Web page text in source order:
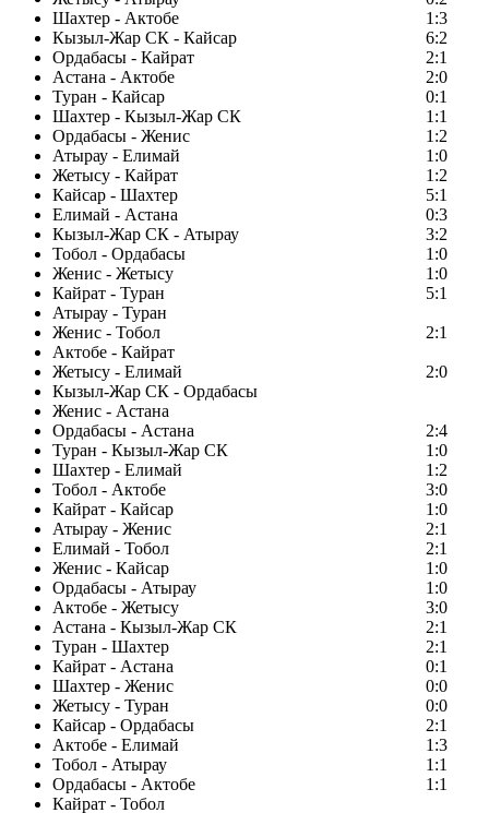
Шахтер - Актобе
1:3
Кызыл-Жар СК - Кайсар
6:2
Ордабасы - Кайрат
2:1
Астана - Актобе
2:0
Туран - Кайсар
0:1
Шахтер - Кызыл-Жар СК
1:1
Ордабасы - Женис
1:2
Атырау - Елимай
1:0
Жетысу - Кайрат
1:2
Кайсар - Шахтер
5:1
Елимай - Астана
0:3
Кызыл-Жар СК - Атырау
3:2
Тобол - Ордабасы
1:0
Женис - Жетысу
1:0
Кайрат - Туран
5:1
Атырау - Туран
Женис - Тобол
2:1
Актобе - Кайрат
Жетысу - Елимай
2:0
Кызыл-Жар СК - Ордабасы
Женис - Астана
Ордабасы - Астана
2:4
Туран - Кызыл-Жар СК
1:0
Шахтер - Елимай
1:2
Тобол - Актобе
3:0
Кайрат - Кайсар
1:0
Атырау - Женис
2:1
Елимай - Тобол
2:1
Женис - Кайсар
1:0
Ордабасы - Атырау
1:0
Актобе - Жетысу
3:0
Астана - Кызыл-Жар СК
2:1
Туран - Шахтер
2:1
Кайрат - Астана
0:1
Шахтер - Женис
0:0
Жетысу - Туран
0:0
Кайсар - Ордабасы
2:1
Актобе - Елимай
1:3
Тобол - Атырау
1:1
Ордабасы - Актобе
1:1
Кайрат - Тобол